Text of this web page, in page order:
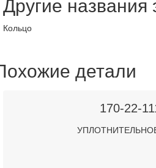
Другие названия
Кольцо
детали
170-22-